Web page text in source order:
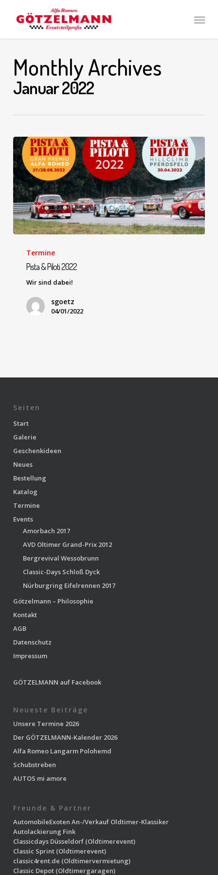
Menu
Monthly Archives
Januar 2022
Termine
Pista & Piloti 2022
Wir sind dabei!
sgoetz
04/01/2022
Seiten
Start
Galerie
Geschenkideen
Neues
Bestellung
Katalog
Termine
Events
Amorbach 2017
AVD Oltimer Grand-Prix 2012
Bergrevival Wessobrunn
Classic-Days Schloß Dyck
Nürburgring Eifelrennen 2017
Götzelmann – Philosophie
Kontakt
AGB
Datenschutz
Impressum
GÖTZELMANN auf Facebook
Neueste Beiträge
Unsere Termine 2026
Der GÖTZELMANN-Kalender 2026
Alfa Romeo Langarm Polohemd
Schubstreben
AUTOS mi amore
Freunde & Partner
AutomobileExoten An-/Verkauf Oldtimer-Klassiker
Autolackierung Fink
Classicdays Düsseldorf(Oldtimerevent)
Classic Sprint(Oldtimerevent)
classic4rent.de (Oldtimervermietung)
Classic Depot(Oldtimergaragen)